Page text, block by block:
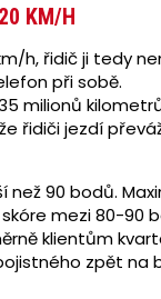
KM/H
h, řidič ji tedy
při sobě.
milionů
řidiči jezdí
než 90 bodů.
mezi 80-90
klientům
zpět na